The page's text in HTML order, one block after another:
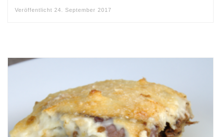
Veröffentlicht 24. September 2017